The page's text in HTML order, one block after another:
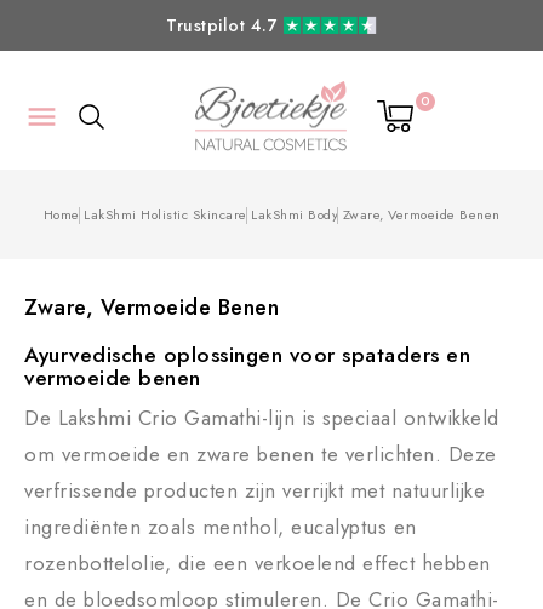
Trustpilot 4.7
 0
Home LakShmi Holistic Skincare LakShmi Body Zware, Vermoeide Benen
Zware, Vermoeide Benen
Ayurvedische oplossingen voor spataders en
vermoeide benen
De Lakshmi Crio Gamathi-lijn is speciaal ontwikkeld
om vermoeide en zware benen te verlichten. Deze
verfrissende producten zijn verrijkt met natuurlijke
ingrediënten zoals menthol, eucalyptus en
rozenbottelolie, die een verkoelend effect hebben
en de bloedsomloop stimuleren. De Crio Gamathi-